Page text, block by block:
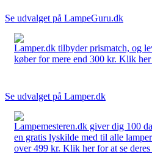
Se udvalget på LampeGuru.dk
Lamper.dk tilbyder prismatch, og
køber for mere end 300 kr. Klik her
Se udvalget på Lamper.dk
Lampemesteren.dk giver dig 100
en gratis lyskilde med til alle
over 499 kr. Klik her for at se